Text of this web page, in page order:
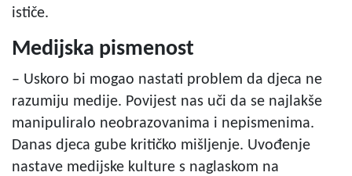
ističe.
Medijska pismenost
– Uskoro bi mogao nastati problem da djeca ne
razumiju medije. Povijest nas uči da se najlakše
manipuliralo neobrazovanima i nepismenima.
Danas djeca gube kritičko mišljenje. Uvođenje
nastave medijske kulture s naglaskom na